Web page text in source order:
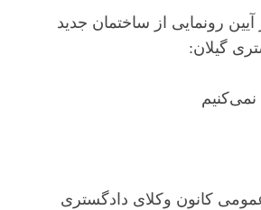
رونمایی از ساختمان جدید
گیلان:
نمی‌کنیم
کانون وکلای دادگستری